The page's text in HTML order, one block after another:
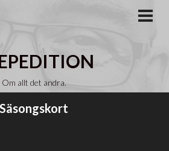
Om allt det andra.
Säsongskort